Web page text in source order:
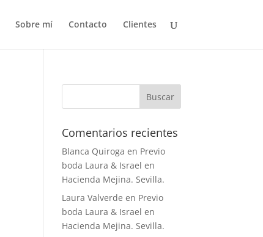
Sobre mí Contacto Clientes
Comentarios recientes
Blanca Quiroga en Previo
boda Laura & Israel en
Hacienda Mejina. Sevilla.
Laura Valverde en Previo
boda Laura & Israel en
Hacienda Mejina. Sevilla.